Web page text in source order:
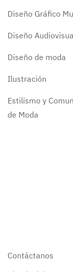
Diseño Gráfico
Diseño
Diseño de moda
Ilustración
Estilismo y
de Moda
Contáctanos